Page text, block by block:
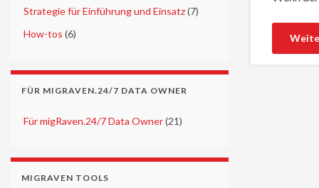
Strategie für Einführung und Einsatz(7)
How-tos (6)
FÜR MIGRAVEN.24/7 DATA OWNER
Für migRaven.24/7 Data Owner(21)
MIGRAVEN TOOLS